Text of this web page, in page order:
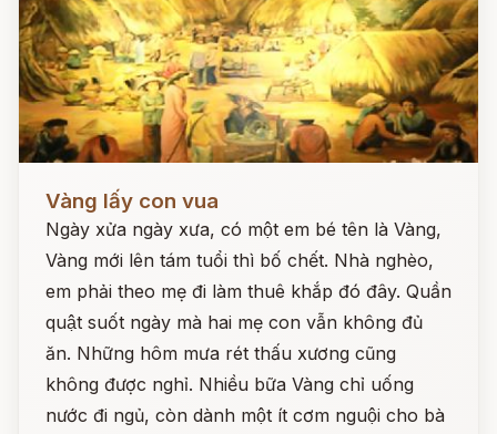
Vàng lấy con vua
Ngày xửa ngày xưa, có một em bé tên là Vàng,
Vàng mới lên tám tuổi thì bố chết. Nhà nghèo,
em phải theo mẹ đi làm thuê khắp đó đây. Quần
quật suốt ngày mà hai mẹ con vẫn không đủ
ăn. Những hôm mưa rét thấu xương cũng
không được nghỉ. Nhiều bữa Vàng chỉ uống
nước đi ngủ, còn dành một ít cơm nguội cho bà